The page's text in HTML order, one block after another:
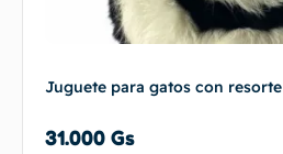
Juguete para gatos con resorte
31.000 Gs